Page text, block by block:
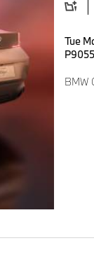
Tue
BMW